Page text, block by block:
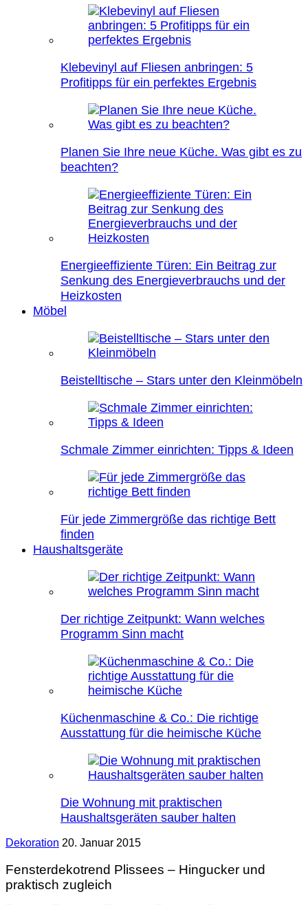
Klebevinyl auf Fliesen anbringen: 5
Profitipps für ein perfektes Ergebnis
Planen Sie Ihre neue Küche. Was gibt es zu
beachten?
Energieeffiziente Türen: Ein Beitrag zur
Senkung des Energieverbrauchs und der
Heizkosten
Möbel
Beistelltische – Stars unter den Kleinmöbeln
Schmale Zimmer einrichten: Tipps & Ideen
Für jede Zimmergröße das richtige Bett
finden
Haushaltsgeräte
Der richtige Zeitpunkt: Wann welches
Programm Sinn macht
Küchenmaschine & Co.: Die richtige
Ausstattung für die heimische Küche
Die Wohnung mit praktischen
Haushaltsgeräten sauber halten
Dekoration 20. Januar 2015
Fensterdekotrend Plissees – Hingucker und
praktisch zugleich